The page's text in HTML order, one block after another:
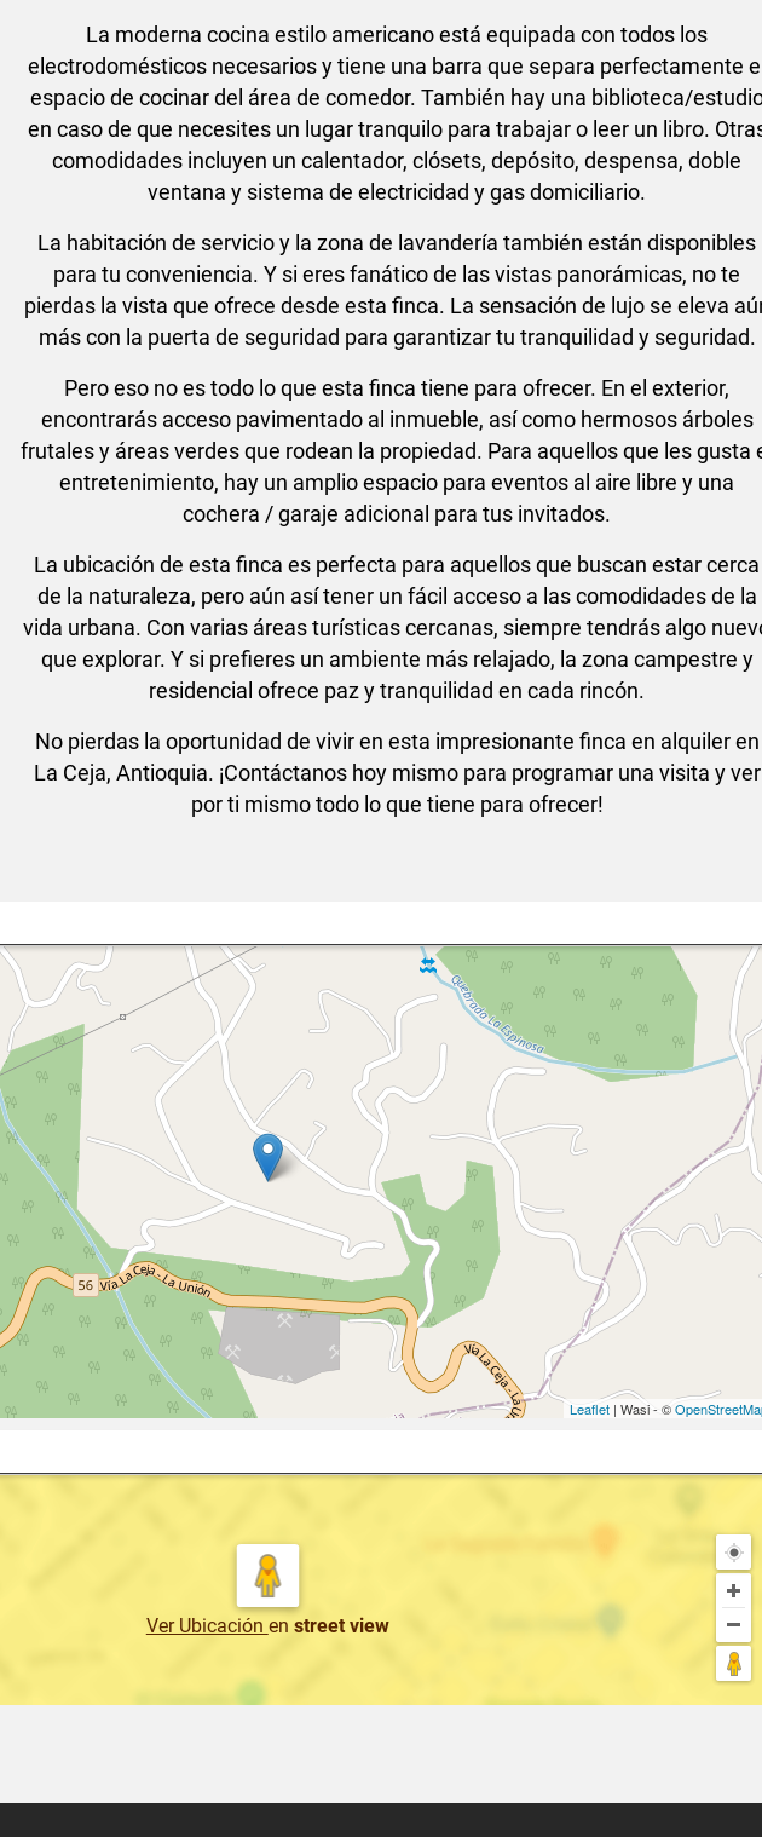
La moderna cocina estilo americano está equipada con todos los
electrodomésticos necesarios y tiene una barra que separa perfectamente el
espacio de cocinar del área de comedor. También hay una biblioteca/
en caso de que necesites un lugar tranquilo para trabajar o leer un libro.
comodidades incluyen un calentador, clósets, depósito, despensa, doble
ventana y sistema de electricidad y gas domiciliario.
La habitación de servicio y la zona de lavandería también están disponibles
para tu conveniencia. Y si eres fanático de las vistas panorámicas, no te
pierdas la vista que ofrece desde esta finca. La sensación de lujo se eleva
más con la puerta de seguridad para garantizar tu tranquilidad y seguridad.
Pero eso no es todo lo que esta finca tiene para ofrecer. En el exterior,
encontrarás acceso pavimentado al inmueble, así como hermosos árboles
frutales y áreas verdes que rodean la propiedad. Para aquellos que les gusta
entretenimiento, hay un amplio espacio para eventos al aire libre y una
cochera / garaje adicional para tus invitados.
La ubicación de esta finca es perfecta para aquellos que buscan estar cerca
de la naturaleza, pero aún así tener un fácil acceso a las comodidades de la
vida urbana. Con varias áreas turísticas cercanas, siempre tendrás algo
que explorar. Y si prefieres un ambiente más relajado, la zona campestre y
residencial ofrece paz y tranquilidad en cada rincón.
No pierdas la oportunidad de vivir en esta impresionante finca en alquiler en
La Ceja, Antioquia. ¡Contáctanos hoy mismo para programar una visita y ver
por ti mismo todo lo que tiene para ofrecer!
Leaflet| Wasi - ©
Ver Ubicación en street view